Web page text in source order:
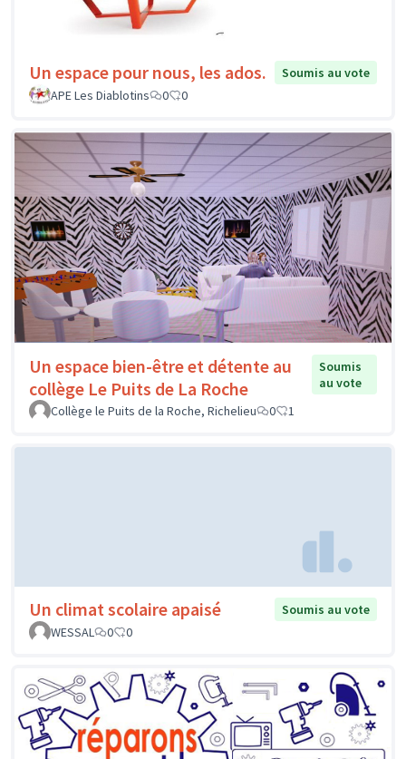
Un espace pour nous, les ados.
Soumis au vote
APE Les Diablotins
0 0
Un espace bien-être et détente au
collège Le Puits de La Roche
Soumis
au vote
Collège le Puits de la Roche, Richelieu
0 1
Un climat scolaire apaisé
Soumis au vote
WESSAL
0 0